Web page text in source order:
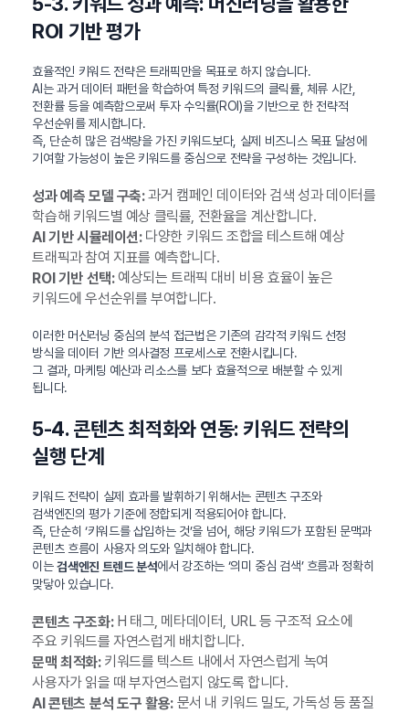
ROI 기반 평가
효율적인 키워드 전략은 트래픽만을 목표로 하지 않습니다.
AI는 과거 데이터 패턴을 학습하여 특정 키워드의 클릭률, 체류 시간,
전환률 등을 예측함으로써 투자 수익률(ROI)을 기반으로 한 전략적
우선순위를 제시합니다.
즉, 단순히 많은 검색량을 가진 키워드보다, 실제 비즈니스 목표 달성에
기여할 가능성이 높은 키워드를 중심으로 전략을 구성하는 것입니다.
성과 예측 모델 구축:과거 캠페인 데이터와 검색 성과 데이터를
학습해 키워드별 예상 클릭률, 전환율을 계산합니다.
AI 기반 시뮬레이션:다양한 키워드 조합을 테스트해 예상
트래픽과 참여 지표를 예측합니다.
ROI 기반 선택:예상되는 트래픽 대비 비용 효율이 높은
키워드에 우선순위를 부여합니다.
이러한 머신러닝 중심의 분석 접근법은 기존의 감각적 키워드 선정
방식을 데이터 기반 의사결정 프로세스로 전환시킵니다.
그 결과, 마케팅 예산과 리소스를 보다 효율적으로 배분할 수 있게
됩니다.
5-4. 콘텐츠 최적화와 연동: 키워드 전략의
실행 단계
키워드 전략이 실제 효과를 발휘하기 위해서는 콘텐츠 구조와
검색엔진의 평가 기준에 정합되게 적용되어야 합니다.
즉, 단순히 ‘키워드를 삽입하는 것’을 넘어, 해당 키워드가 포함된 문맥과
콘텐츠 흐름이 사용자 의도와 일치해야 합니다.
이는검색엔진 트렌드 분석에서 강조하는 ‘의미 중심 검색’ 흐름과 정확히
맞닿아 있습니다.
콘텐츠 구조화:H 태그, 메타데이터, URL 등 구조적 요소에
주요 키워드를 자연스럽게 배치합니다.
문맥 최적화:키워드를 텍스트 내에서 자연스럽게 녹여
사용자가 읽을 때 부자연스럽지 않도록 합니다.
AI 콘텐츠 분석 도구 활용:문서 내 키워드 밀도, 가독성 등 품질